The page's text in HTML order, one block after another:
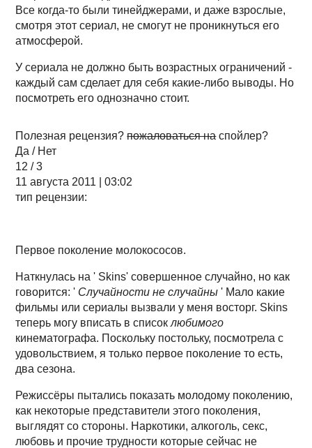
Все когда-то были тинейджерами, и даже взрослые,
смотря этот сериал, не смогут не проникнуться его
атмосферой.
У сериала не должно быть возрастных ограничений -
каждый сам сделает для себя какие-либо выводы. Но
посмотреть его однозначно стоит.
Полезная рецензия?пожаловаться наспойлер?
Да / Нет
12 / 3
11 августа 2011 | 03:02
тип рецензии:
Первое поколение молокососов.
Наткнулась на ' Skins' совершенное случайно, но как
говорится: ' Случайности не случайны ' Мало какие
фильмы или сериалы вызвали у меня восторг. Skins
теперь могу вписать в списоклюбимого
кинематографа. Поскольку постольку, посмотрела с
удовольствием, я только первое поколение то есть,
два сезона.
Режиссёры пытались показать молодому поколению,
как некоторые представители этого поколения,
выглядят со стороны. Наркотики, алкоголь, секс,
любовь и прочие трудности которые сейчас не